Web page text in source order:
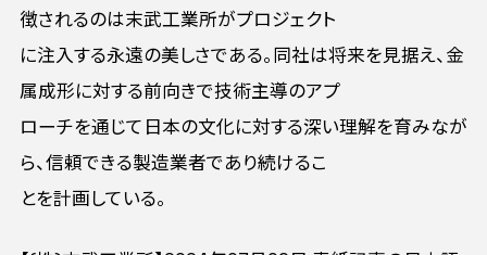
徴されるのは末武工業所がプロジェクト
に注入する永遠の美しさである。同社は将来を見据え、金
属成形に対する前向きで技術主導のアプ
ローチを通じて日本の文化に対する深い理解を育みなが
ら、信頼できる製造業者であり続けるこ
とを計画している。